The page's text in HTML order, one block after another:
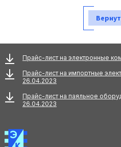
Прайс-лист на электронные
Прайс-лист на импортные
26.04.2023
Прайс-лист на паяльное
26.04.2023